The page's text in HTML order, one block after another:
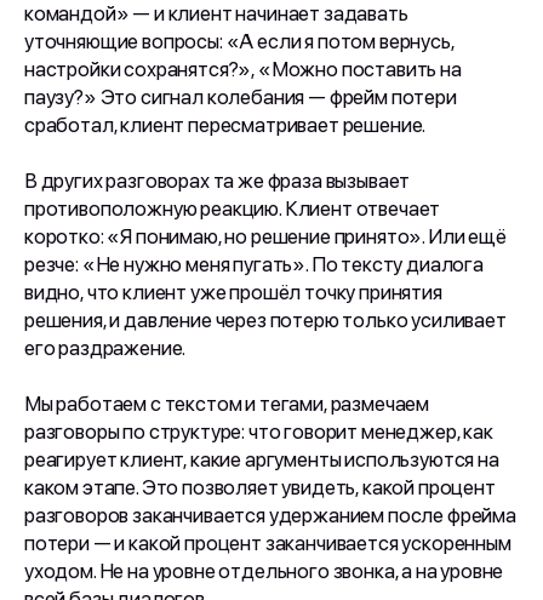
командой» — и клиент начинает задавать
уточняющие вопросы: «А если я потом вернусь,
настройки сохранятся?», «Можно поставить на
паузу?» Это сигнал колебания — фрейм потери
сработал, клиент пересматривает решение.
В других разговорах та же фраза вызывает
противоположную реакцию. Клиент отвечает
коротко: «Я понимаю, но решение принято». Или ещё
резче: «Не нужно меня пугать». По тексту диалога
видно, что клиент уже прошёл точку принятия
решения, и давление через потерю только усиливает
его раздражение.
Мы работаем с текстом и тегами, размечаем
разговоры по структуре: что говорит менеджер, как
реагирует клиент, какие аргументы используются на
каком этапе. Это позволяет увидеть, какой процент
разговоров заканчивается удержанием после фрейма
потери — и какой процент заканчивается ускоренным
уходом. Не на уровне отдельного звонка, а на уровне